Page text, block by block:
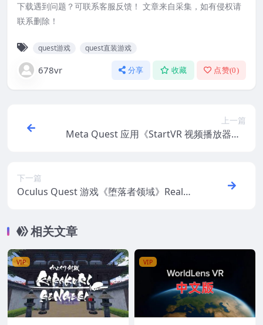
下载遇到问题？可联系客服反馈！ 文章来自采集，如有侵权请
联系删除！
quest游戏 quest直装游戏
678vr 分享 收藏 点赞(0)
上一篇
Meta Quest 应用《StartVR 视频播放器》S
下一篇
Oculus Quest 游戏《堕落者领域》Realm
相关文章
VIP VIP